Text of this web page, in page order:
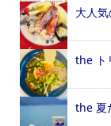
大人
the ト
the 夏